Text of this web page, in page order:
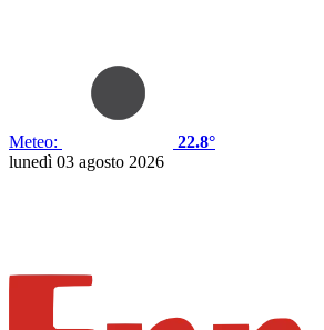
Meteo:
22.8°
lunedì 03 agosto 2026